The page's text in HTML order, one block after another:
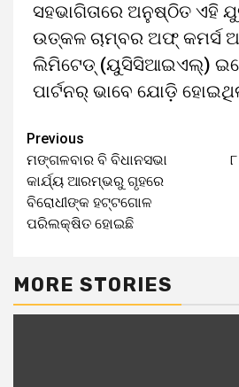
ସହଭାଗିତାରେ ଅନୁଷ୍ଠିତ ଏହି
ଉତ୍କଳ ଚାମ୍ବର ଅଫ୍
ଲିମିଟେଡ୍ (ୟୁସିସିଆଇଏଲ୍)
ପାର୍ଟନର୍ ଭାବେ ଯୋଡ଼ି
Previous
ମଙ୍ଗଳବାର ବି ବିଧାନସଭା
କାର୍ଯ୍ୟ ଆରମ୍ଭରୁ ଗୃହରେ
ବିରୋଧୀଙ୍କ ହଟ୍ଟଗୋଳ
ପରିଲକ୍ଷିତ ହୋଇଛି
MORE STORIES